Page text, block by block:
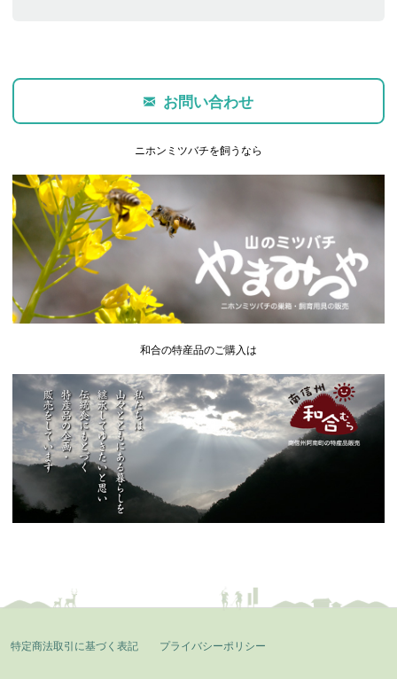
お問い合わせ
ニホンミツバチを飼うなら
和合の特産品のご購入は
特定商法取引に基づく表記 プライバシーポリシー